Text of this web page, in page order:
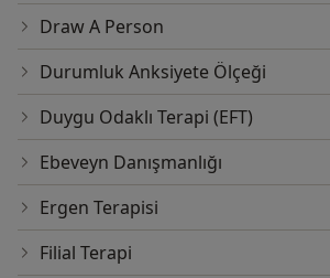
Draw A Person
Durumluk Anksiyete Ölçeği
Duygu Odaklı Terapi (EFT)
Ebeveyn Danışmanlığı
Ergen Terapisi
Filial Terapi